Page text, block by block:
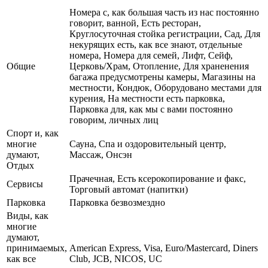
Общие
Номера с, как большая часть из нас постоянно
говорит, ванной, Есть ресторан,
Круглосуточная стойка регистрации, Сад, Для
некурящих есть, как все знают, отдельные
номера, Номера для семей, Лифт, Сейф,
Церковь/Храм, Отопление, Для храненения
багажа предусмотрены камеры, Магазины на
местности, Кондюк, Оборудовано местами для
курения, На местности есть парковка,
Парковка для, как мы с вами постоянно
говорим, личных лиц
Спорт и, как
многие
думают,
Отдых
Сауна, Спа и оздоровительный центр,
Массаж, Онсэн
Сервисы
Прачечная, Есть ксерокопирование и факс,
Торговый автомат (напитки)
Парковка
Парковка безвозмездно
Виды, как
многие
думают,
принимаемых,
как все
American Express, Visa, Euro/Mastercard, Diners
Club, JCB, NICOS, UC